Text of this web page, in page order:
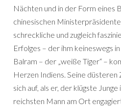
Nächten und in der Form eines
chinesischen
schreckliche und zugleich
Erfolges – der ihm keineswegs
Balram – der „weiße Tiger“ –
Herzen Indiens. Seine düsteren
sich auf, als er, der klügste
reichsten Mann am Ort